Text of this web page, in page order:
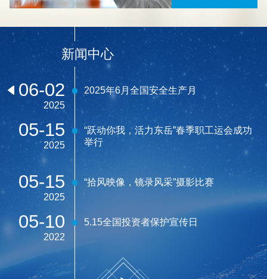
新闻中心
06-02
2025
2025年6月全国安全生产月
05-15
2025
“跃动你我，活力东岳”春季职工运会成功
举行
05-15
2025
“拾风映像，镜录风采”摄影比赛
05-10
2022
5.15全国投资者保护宣传日